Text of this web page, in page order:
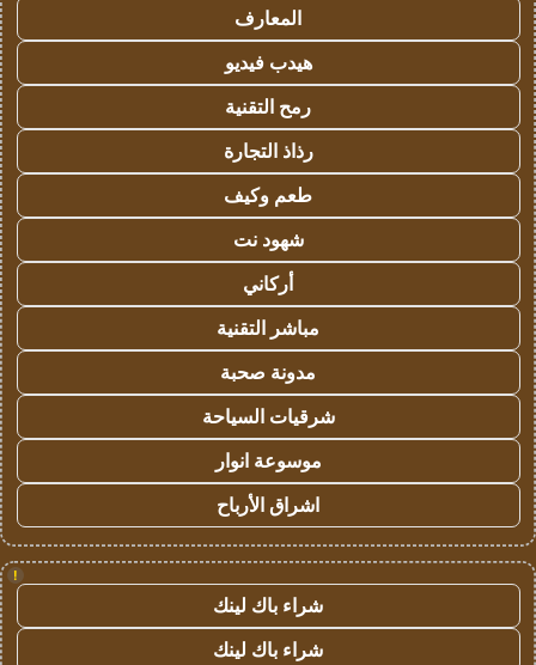
المعارف
هيدب فيديو
رمح التقنية
رذاذ التجارة
طعم وكيف
شهود نت
أركاني
مباشر التقنية
مدونة صحبة
شرقيات السياحة
موسوعة انوار
اشراق الأرباح
!
شراء باك لينك
شراء باك لينك